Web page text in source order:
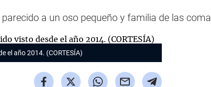
a un oso pequeño y familia de las
el año 2014. (CORTESÍA)